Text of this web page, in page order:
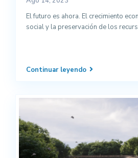
El futuro es ahora. El crecimiento
social y la preservación de los
Continuar leyendo